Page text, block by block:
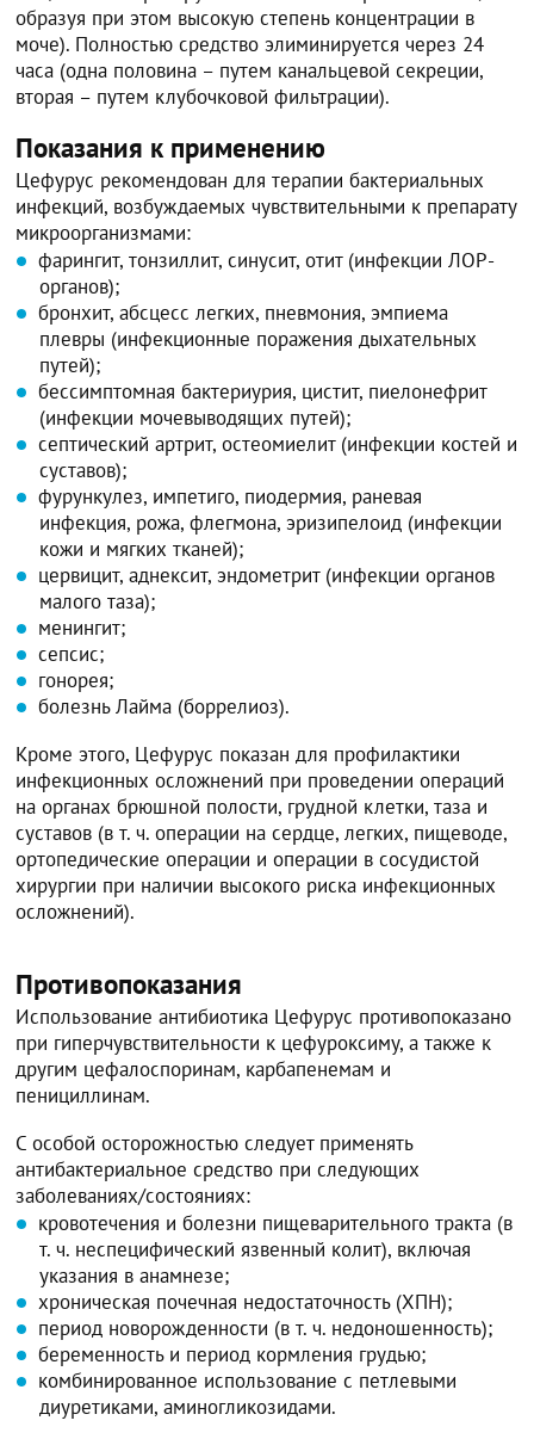
образуя при этом высокую степень концентрации в
моче). Полностью средство элиминируется через 24
часа (одна половина – путем канальцевой секреции,
вторая – путем клубочковой фильтрации).
Показания к применению
Цефурус рекомендован для терапии бактериальных
инфекций, возбуждаемых чувствительными к препарату
микроорганизмами:
фарингит, тонзиллит, синусит, отит (инфекции ЛОР-
органов);
бронхит, абсцесс легких, пневмония, эмпиема
плевры (инфекционные поражения дыхательных
путей);
бессимптомная бактериурия, цистит, пиелонефрит
(инфекции мочевыводящих путей);
септический артрит, остеомиелит (инфекции костей и
суставов);
фурункулез, импетиго, пиодермия, раневая
инфекция, рожа, флегмона, эризипелоид (инфекции
кожи и мягких тканей);
цервицит, аднексит, эндометрит (инфекции органов
малого таза);
менингит;
сепсис;
гонорея;
болезнь Лайма (боррелиоз).
Кроме этого, Цефурус показан для профилактики
инфекционных осложнений при проведении операций
на органах брюшной полости, грудной клетки, таза и
суставов (в т. ч. операции на сердце, легких, пищеводе,
ортопедические операции и операции в сосудистой
хирургии при наличии высокого риска инфекционных
осложнений).
Противопоказания
Использование антибиотика Цефурус противопоказано
при гиперчувствительности к цефуроксиму, а также к
другим цефалоспоринам, карбапенемам и
пенициллинам.
С особой осторожностью следует применять
антибактериальное средство при следующих
заболеваниях/состояниях:
кровотечения и болезни пищеварительного тракта (в
т. ч. неспецифический язвенный колит), включая
указания в анамнезе;
хроническая почечная недостаточность (ХПН);
период новорожденности (в т. ч. недоношенность);
беременность и период кормления грудью;
комбинированное использование с петлевыми
диуретиками, аминогликозидами.